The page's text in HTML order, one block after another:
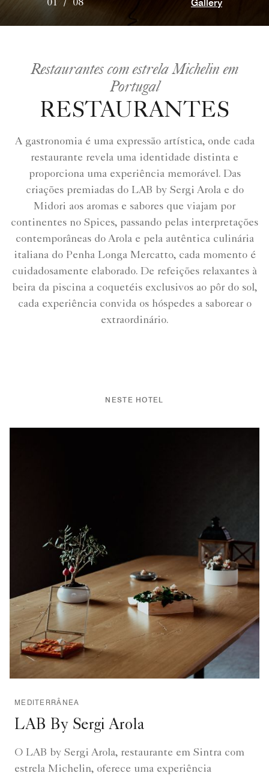
01 / 08 Gallery
Restaurantes com estrela Michelin em
Portugal
RESTAURANTES
A gastronomia é uma expressão artística, onde cada
restaurante revela uma identidade distinta e
proporciona uma experiência memorável. Das
criações premiadas do LAB by Sergi Arola e do
Midori aos aromas e sabores que viajam por
continentes no Spices, passando pelas interpretações
contemporâneas do Arola e pela autêntica culinária
italiana do Penha Longa Mercatto, cada momento é
cuidadosamente elaborado. De refeições relaxantes à
beira da piscina a coquetéis exclusivos ao pôr do sol,
cada experiência convida os hóspedes a saborear o
extraordinário.
NESTE HOTEL
MEDITERRÂNEA
LAB By Sergi Arola
O LAB by Sergi Arola, restaurante em Sintra com
estrela Michelin, oferece uma experiência